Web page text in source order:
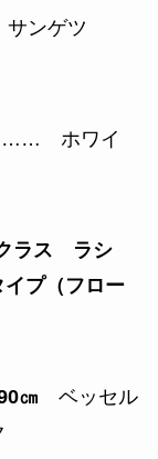
ンゲツ
ホワイ
ラス ラシ
イプ（フロー
㎝ ベッセル